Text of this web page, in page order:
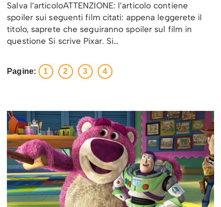
Salva l’articoloATTENZIONE: l’articolo contiene
spoiler sui seguenti film citati: appena leggerete il
titolo, saprete che seguiranno spoiler sul film in
questione Si scrive Pixar. Si…
Pagine: 1 2 3 4